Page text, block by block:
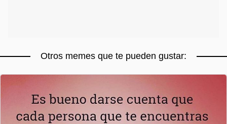
Otros memes que te pueden gustar: